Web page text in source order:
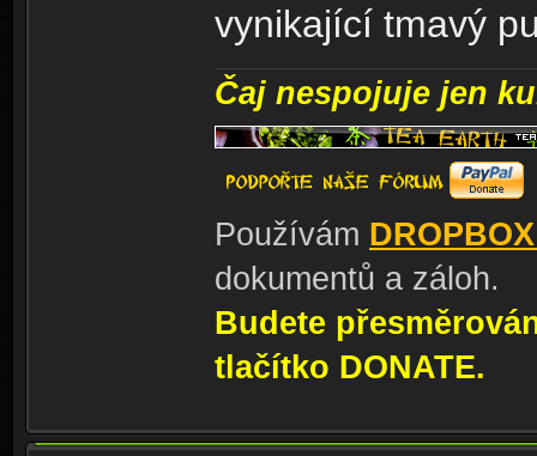
vynikající tmavý
Čaj nespojuje jen
Používám
dokumentů a záloh.
Budete
tlačítko DONATE.